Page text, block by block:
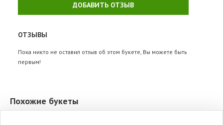
ДОБАВИТЬ ОТЗЫВ
ОТЗЫВЫ
Пока никто не оставил отзыв об этом букете, Вы можете быть
первым!
Похожие букеты